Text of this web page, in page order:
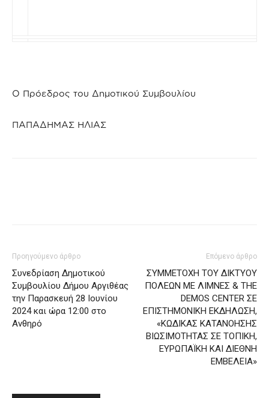
Ο Πρόεδρος του Δημοτικού Συμβουλίου
ΠΑΠΑΔΗΜΑΣ ΗΛΙΑΣ
Προηγούμενο άρθρο
Συνεδρίαση Δημοτικού
Συμβουλίου Δήμου Αργιθέας
την Παρασκευή 28 Ιουνίου
2024 και ώρα 12:00 στο
Ανθηρό
Επόμενο άρθρο
ΣΥΜΜΕΤΟΧΗ ΤΟΥ ΔΙΚΤΥΟΥ
ΠΟΛΕΩΝ ΜΕ ΛΙΜΝΕΣ & THE
DEMOS CENTER ΣΕ
ΕΠΙΣΤΗΜΟΝΙΚΗ ΕΚΔΗΛΩΣΗ,
«ΚΩΔΙΚΑΣ ΚΑΤΑΝΟΗΣΗΣ
ΒΙΩΣΙΜΟΤΗΤΑΣ ΣΕ ΤΟΠΙΚΗ,
ΕΥΡΩΠΑΪΚΗ ΚΑΙ ΔΙΕΘΝΗ
ΕΜΒΕΛΕΙΑ»